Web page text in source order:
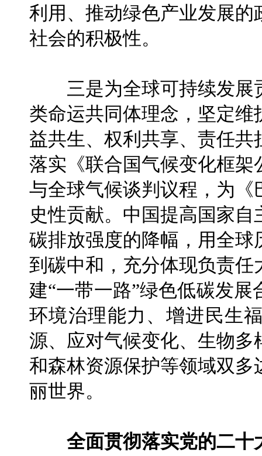
利用、推动绿色产业发展
社会的积极性。
三是为全球可持续发展
类命运共同体理念，坚定
益共生、权利共享、责任
落实《联合国气候变化框
与全球气候谈判议程，为
史性贡献。中国提高国家
碳排放强度的降幅，用全
到碳中和，充分体现负责
建“一带一路”绿色低碳发
环境治理能力、增进民生
源、应对气候变化、生物
和森林资源保护等领域双
丽世界。
全面贯彻落实党的二十